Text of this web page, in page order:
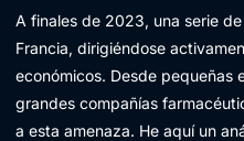
A finales de 2023, una serie
Francia, dirigiéndose
económicos. Desde pequeñas
grandes compañías
a esta amenaza. He aquí un